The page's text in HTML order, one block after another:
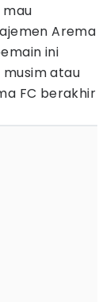
mau
Arema
ini
atau
FC berakhir